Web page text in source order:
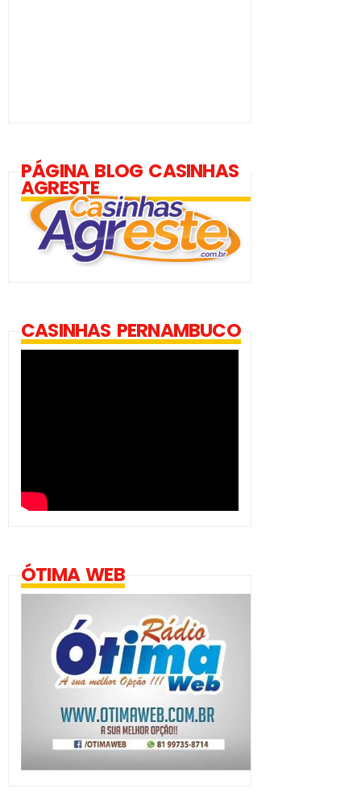
PÁGINA BLOG CASINHAS
AGRESTE
CASINHAS PERNAMBUCO
ÓTIMA WEB